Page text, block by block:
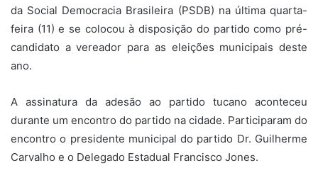
da Social Democracia Brasileira (PSDB) na última quarta-
feira (11) e se colocou à disposição do partido como pré-
candidato a vereador para as eleições municipais deste
ano.
A assinatura da adesão ao partido tucano aconteceu
durante um encontro do partido na cidade. Participaram do
encontro o presidente municipal do partido Dr. Guilherme
Carvalho e o Delegado Estadual Francisco Jones.